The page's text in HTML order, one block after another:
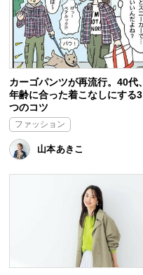
カーゴパンツが再流行。40代、
年齢に合った着こなしにする3
つのコツ
ファッション
山本あきこ